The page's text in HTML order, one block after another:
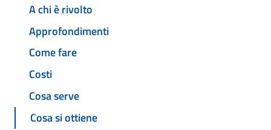
A chi è rivolto
Approfondimenti
Come fare
Costi
Cosa serve
Cosa si ottiene